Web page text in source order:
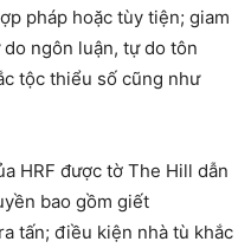
pháp hoặc tùy tiện; giam
ngôn luận, tự do tôn
tộc thiểu số cũng như
HRF được tờ The Hill dẫn
bao gồm giết
tấn; điều kiện nhà tù khắc